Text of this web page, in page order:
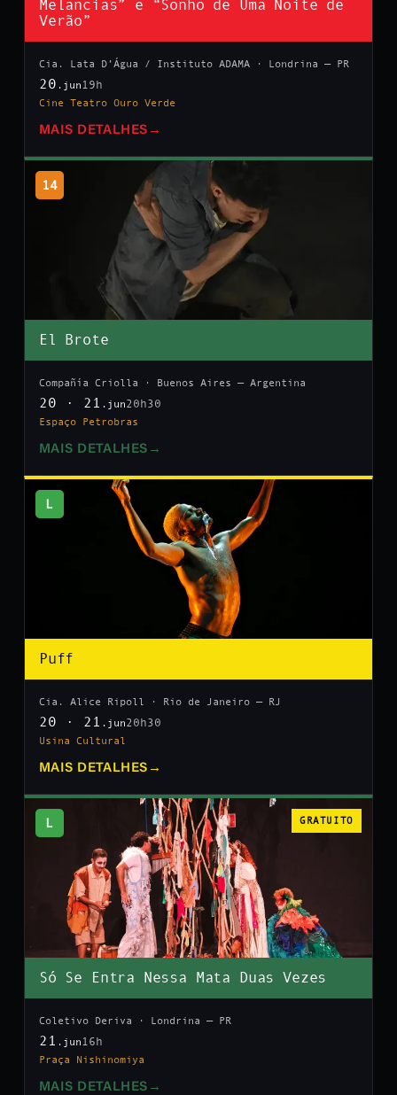
Melancias” e “Sonho de Uma Noite de
Verão”
Cia. Lata D’Água / Instituto ADAMA · Londrina — PR
20 .jun 19h
Cine Teatro Ouro Verde
MAIS DETALHES →
14
El Brote
Compañía Criolla · Buenos Aires — Argentina
20 · 21 .jun20h30
Espaço Petrobras
MAIS DETALHES →
L
Puff
Cia. Alice Ripoll · Rio de Janeiro — RJ
20 · 21 .jun20h30
Usina Cultural
MAIS DETALHES →
L GRATUITO
Só Se Entra Nessa Mata Duas Vezes
Coletivo Deriva · Londrina — PR
21 .jun 16h
Praça Nishinomiya
MAIS DETALHES →